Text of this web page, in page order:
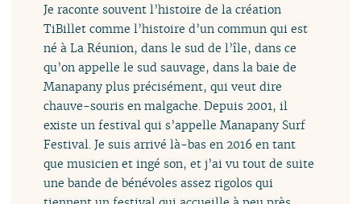
Je raconte souvent l’histoire de la création
TiBillet comme l’histoire d’un commun qui est
né à La Réunion, dans le sud de l’île, dans ce
qu’on appelle le sud sauvage, dans la baie de
Manapany plus précisément, qui veut dire
chauve-souris en malgache. Depuis 2001, il
existe un festival qui s’appelle Manapany Surf
Festival. Je suis arrivé là-bas en 2016 en tant
que musicien et ingé son, et j’ai vu tout de suite
une bande de bénévoles assez rigolos qui